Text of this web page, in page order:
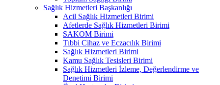
Sağlık Hizmetleri Başkanlığı
Acil Sağlık Hizmetleri Birimi
Afetlerde Sağlık Hizmetleri Birimi
SAKOM Birimi
Tıbbi Cihaz ve Eczacılık Birimi
Sağlık Hizmetleri Birimi
Kamu Sağlık Tesisleri Birimi
Sağlık Hizmetleri İzleme, Değerlendirme ve
Denetimi Birimi